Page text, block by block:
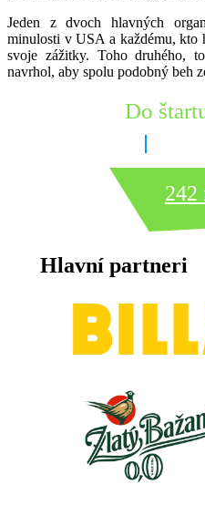
Jeden z dvoch hlavných
minulosti v USA a každému, kto
svoje zážitky. Toho druhého,
navrhol, aby spolu podobný beh
Do
242
Hlavní partneri